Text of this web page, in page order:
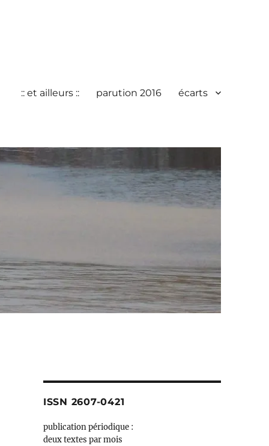
:: et ailleurs :: parution 2016 écarts
ISSN 2607-0421
publication périodique :
deux textes par mois